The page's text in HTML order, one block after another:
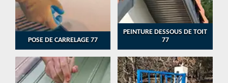
POSE DE CARRELAGE 77
PEINTURE DESSOUS DE TOIT
77